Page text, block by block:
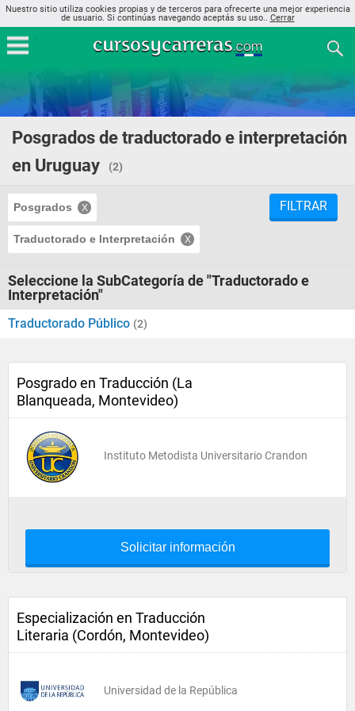
Nuestro sitio utiliza cookies propias y de terceros para ofrecerte una mejor experiencia
de usuario. Si continúas navegando aceptás su uso.. Cerrar
Posgrados de traductorado e interpretación
en Uruguay
(2)
Posgrados
Traductorado e Interpretación
FILTRAR
Seleccione la SubCategoría de "Traductorado e
Interpretación"
Traductorado Público (2)
Posgrado en Traducción (La
Blanqueada, Montevideo)
Instituto Metodista Universitario Crandon
Solicitar información
Especialización en Traducción
Literaria (Cordón, Montevideo)
Universidad de la República